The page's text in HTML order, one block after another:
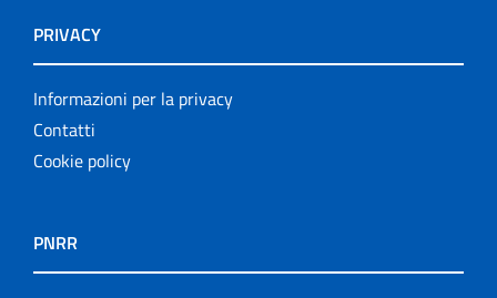
PRIVACY
Informazioni per la privacy
Contatti
Cookie policy
PNRR